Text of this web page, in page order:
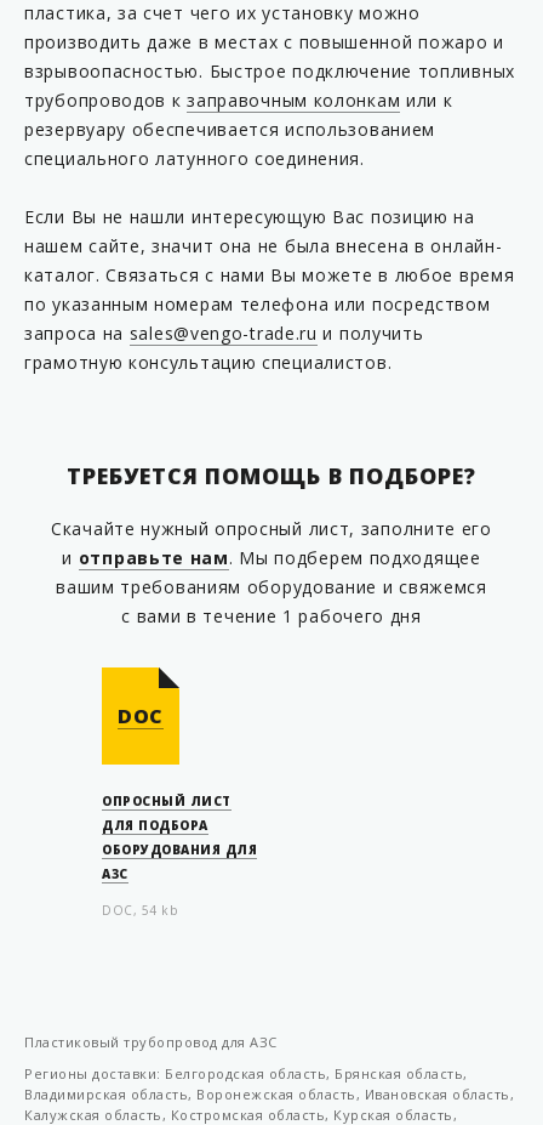
KP F16-63MF
KP F16-63MM
KP F16-90FF
KP F16-90MF
KP M75/54
KP M160/90
KP T75/63B
KP T75/63B-L
KP T75/63SC2A
KP T75/63SC2A-L
KP T75/63SC2B
KP T90023
KP TM75/63SC03
KP TM75/63SC04
KP TM75/63SC04-L
KP TM75/63SC2A
KP TM75/63SC2B
KP W6-63
KP W6-90
LDT 60
пластика, за счет чего их установку можно
производить даже в местах с повышенной пожаро и
взрывоопасностью. Быстрое подключение топливных
трубопроводов кзаправочным колонкам или к
резервуару обеспечивается использованием
специального латунного соединения.
Если Вы не нашли интересующую Вас позицию на
нашем сайте, значит она не была внесена в онлайн-
каталог. Связаться с нами Вы можете в любое время
по указанным номерам телефона или посредством
запроса на sales@vengo-trade.ru и получить
грамотную консультацию специалистов.
ТРЕБУЕТСЯ ПОМОЩЬ В ПОДБОРЕ?
Скачайте нужный опросный лист, заполните его
и отправьте нам. Мы подберем подходящее
вашим требованиям оборудование и свяжемся
с вами в течение 1 рабочего дня
DOC
ОПРОСНЫЙ ЛИСТ
ДЛЯ ПОДБОРА
ОБОРУДОВАНИЯ ДЛЯ
АЗС
DOC, 54 kb
Пластиковый трубопровод для АЗС
Регионы доставки: Белгородская область, Брянская область,
Владимирская область, Воронежская область, Ивановская область,
Калужская область, Костромская область, Курская область,